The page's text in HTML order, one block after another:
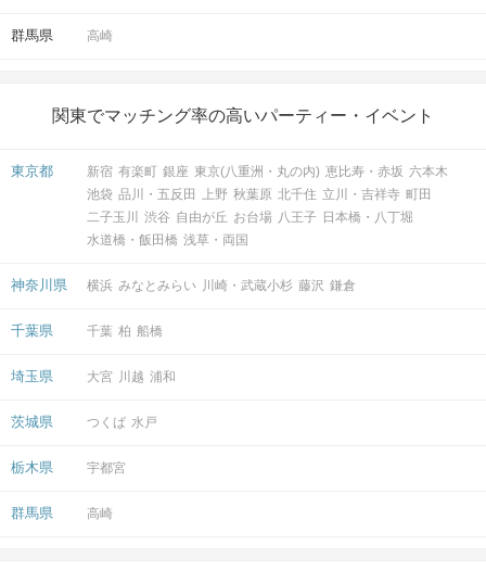
群馬県 高崎
関東でマッチング率の高いパーティー・イベント
東京都 新宿 有楽町 銀座 東京(八重洲・丸の内) 恵比寿・赤坂 六本木
池袋 品川・五反田 上野 秋葉原 北千住 立川・吉祥寺 町田
二子玉川
渋谷 自由が丘 お台場 八王子 日本橋・八丁堀
水道橋・飯田橋 浅草・両国
神奈川県 横浜 みなとみらい 川崎・武蔵小杉 藤沢 鎌倉
千葉県 千葉 柏 船橋
埼玉県 大宮 川越 浦和
茨城県 つくば 水戸
栃木県 宇都宮
群馬県 高崎